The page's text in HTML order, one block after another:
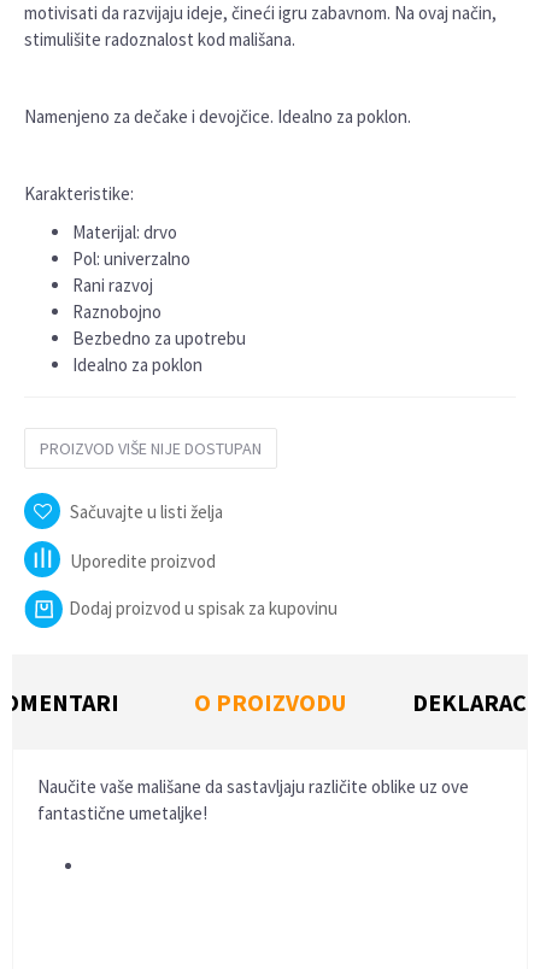
motivisati da razvijaju ideje, čineći igru zabavnom. Na ovaj način,
stimulišite radoznalost kod mališana.
Namenjeno za dečake i devojčice. Idealno za poklon.
Karakteristike:
Materijal: drvo
Pol: univerzalno
Rani razvoj
Raznobojno
Bezbedno za upotrebu
Idealno za poklon
PROIZVOD VIŠE NIJE DOSTUPAN
Sačuvajte u listi želja
Uporedite proizvod
Dodaj proizvod u spisak za kupovinu
O PROIZVODU
Naučite vaše mališane da sastavljaju različite oblike uz ove
fantastične umetaljke!